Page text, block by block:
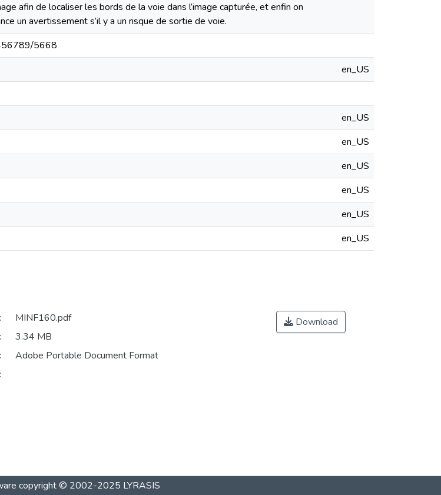
afin de localiser les bords de la voie dans l’image capturée, et enfin on
un avertissement s’il y a un risque de sortie de voie.
5668
en_US
en_US
en_US
en_US
en_US
en_US
en_US
MINF160.pdf
3.34 MB
Adobe Portable Document Format
Download
copyright © 2002-2025 LYRASIS